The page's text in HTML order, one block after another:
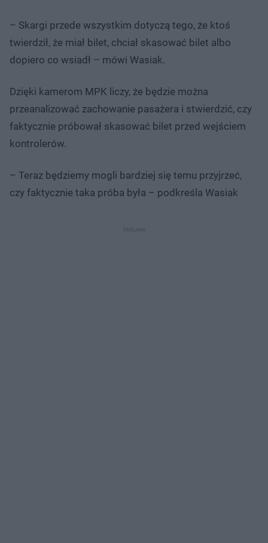
– Skargi przede wszystkim dotyczą tego, że ktoś
twierdził, że miał bilet, chciał skasować bilet albo
dopiero co wsiadł – mówi Wasiak.
Dzięki kamerom MPK liczy, że będzie można
przeanalizować zachowanie pasażera i stwierdzić, czy
faktycznie próbował skasować bilet przed wejściem
kontrolerów.
– Teraz będziemy mogli bardziej się temu przyjrzeć,
czy faktycznie taka próba była – podkreśla Wasiak